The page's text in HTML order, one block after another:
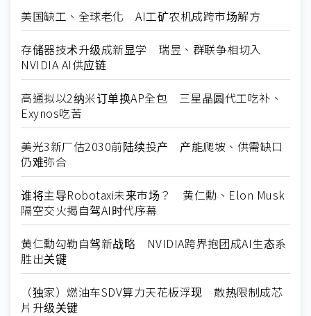
美国缺工、全球老化 AI工矿农机成跨市场解方
存储器技术升级成新显学 瑞昱、群联争相切入
NVIDIA AI供应链
高通拟以2纳米订单换AP全包 三星晶圆代工吃补、
Exynos吃苦
美光3新厂估2030前陆续投产 产能爬坡、供需缺口
仍难弥合
谁将主导Robotaxi未来市场？ 黄仁勳、Elon Musk
隔空交火揭自驾AI时代序幕
黄仁勳勾勒自驾新战略 NVIDIA跨界抱团成AI生态系
胜出关键
（独家）燃油车SDV算力天花板浮现 散热限制成芯
片升级关键